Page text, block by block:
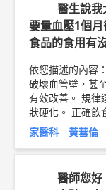
http://bit.ly/
y/2SsdELS
醫生說我
要量血壓1個
食品的食用有
依您描述的內容
破壞血管壁，甚
有效改善。 規律
狀硬化。 正確飲
準，應減少每日
糖控制，確實可
心血管疾病的風
粥狀硬化，所以
國心臟醫學會
家醫科 黃彗倫
醫師您好